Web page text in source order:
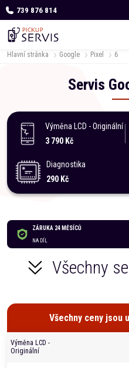
739 876 814
Hlavní stránka Google Pixel 6
Servis
Diagnostika
290 Kč
Výměna LCD - Originální
3 790 Kč
ZÁRUKA 24 MĚSÍCŮ
NA DÍL
Všechny
Všechny ceny jsou
Výměna LCD -
Originální